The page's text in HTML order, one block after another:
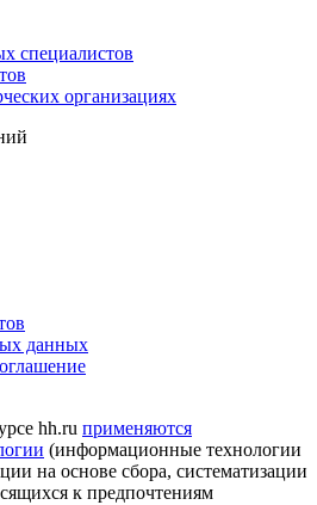
специалистов
организациях
данных
hh.ru применяются
(информационные технологии
на основе сбора, систематизации
к предпочтениям